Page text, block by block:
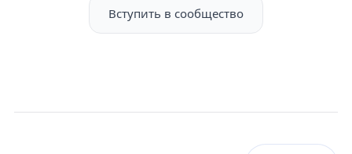
Вступить в сообщество